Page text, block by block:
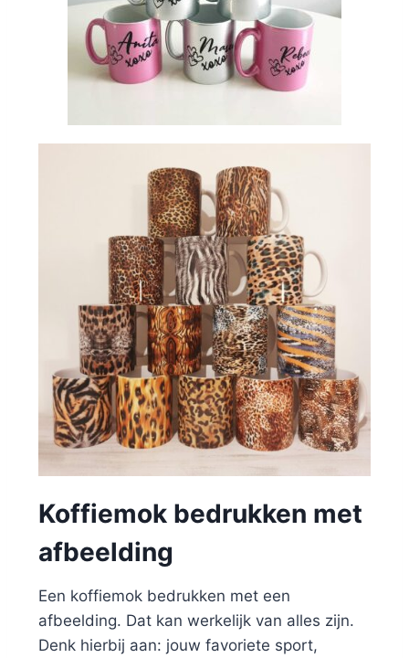
Koffiemok bedrukken met
afbeelding
Een koffiemok bedrukken met een
afbeelding. Dat kan werkelijk van alles zijn.
Denk hierbij aan: jouw favoriete sport,